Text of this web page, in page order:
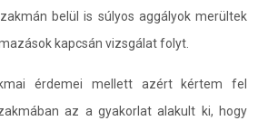
belül is súlyos aggályok merültek
kapcsán vizsgálat folyt.
érdemei mellett azért kértem fel
az a gyakorlat alakult ki, hogy